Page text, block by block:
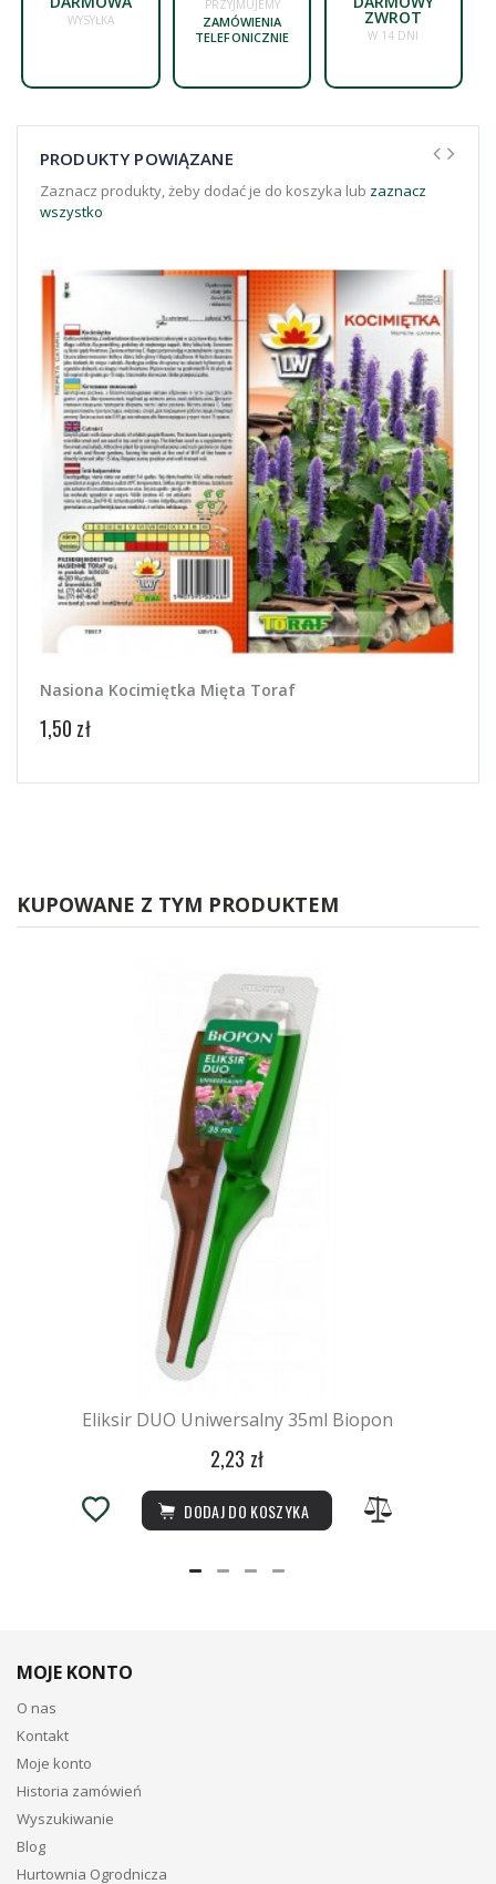
WYSYŁKA
PRZYJMUJEMY
ZAMÓWIENIA
TELEFONICZNIE
ZWROT
W 14 DNI
PRODUKTY POWIĄZANE
Zaznacz produkty, żeby dodać je do koszyka lub zaznacz
wszystko
Nasiona Kocimiętka Mięta Toraf
1,50 zł
KUPOWANE Z TYM PRODUKTEM
Eliksir DUO Uniwersalny 35ml Biopon
2,23 zł
DODAJ DO KOSZYKA
MOJE KONTO
O nas
Kontakt
Moje konto
Historia zamówień
Wyszukiwanie
Blog
Hurtownia Ogrodnicza